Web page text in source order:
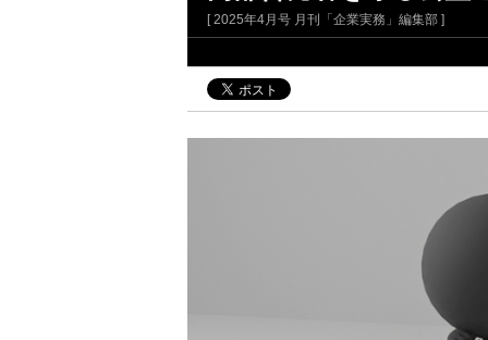
[ 2025年4月号 月刊「企業実務」編集部 ]